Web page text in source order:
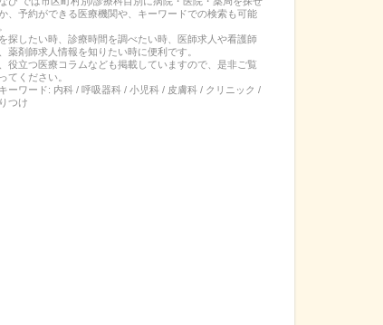
、予約ができる医療機関や、キーワードでの検索も可能
探したい時、診療時間を調べたい時、医師求人や看護師
薬剤師求人情報を知りたい時に便利です。
役立つ医療コラムなども掲載していますので、是非ご覧
てください。
ーワード: 内科 / 呼吸器科 / 小児科 / 皮膚科 / クリニック /
つけ